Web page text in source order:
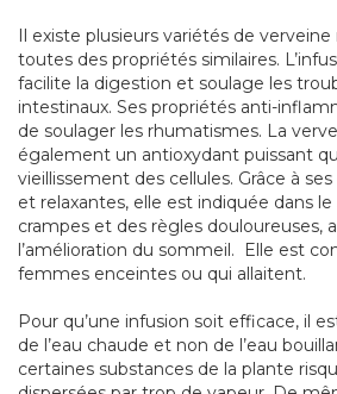
Il existe plusieurs variétés de
toutes des propriétés similaires.
facilite la digestion et soulage les
intestinaux. Ses propriétés anti-
de soulager les rhumatismes. La
également un antioxydant puissant
vieillissement des cellules. Grâce à
et relaxantes, elle est indiquée dans
crampes et des règles douloureuses,
l’amélioration du sommeil. Elle est
femmes enceintes ou qui allaitent.
Pour qu’une infusion soit efficace, il
de l’eau chaude et non de l’eau
certaines substances de la plante